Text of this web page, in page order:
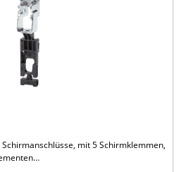
Schirmanschlüsse, mit 5 Schirmklemmen,